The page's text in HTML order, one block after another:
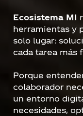
Ecosistema MI
herramientas y
solo lugar:
cada tarea más
Porque
colaborador
un entorno
necesidades,